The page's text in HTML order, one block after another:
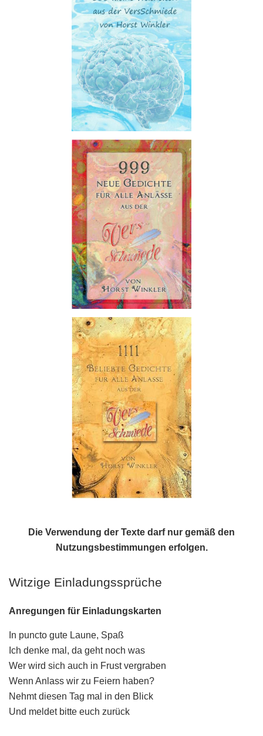
Die Verwendung der Texte darf nur gemäß den
Nutzungsbestimmungen erfolgen.
Witzige Einladungssprüche
Anregungen für Einladungskarten
In puncto gute Laune, Spaß
Ich denke mal, da geht noch was
Wer wird sich auch in Frust vergraben
Wenn Anlass wir zu Feiern haben?
Nehmt diesen Tag mal in den Blick
Und meldet bitte euch zurück